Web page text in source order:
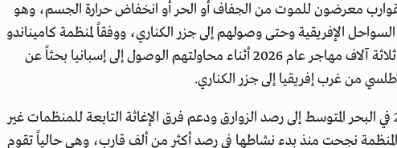
معرضون للموت من الجفاف أو الحر أو انخفاض حرارة الجسم، وهو
الإفريقية وحتى وصولهم إلى جزر الكناري، ووفقاً لمنظمة كاميناندو
فرونتيراس الإسبانية، فقد قضى أكثر من ثلاثة آلاف مهاجر عام 2026 أثناء محاولتهم الوصول إلى إسبانيا بحثاً عن
من غرب إفريقيا إلى جزر الكناري.
وتسعى المبادرة التي تعمل منذ عام 2016 في البحر المتوسط إلى رصد الزوارق ودعم فرق الإغاثة التابعة للمنظمات غير
المنظمة نجحت منذ بدء نشاطها في رصد أكثر من ألف قارب، وهي حالياً تقوم